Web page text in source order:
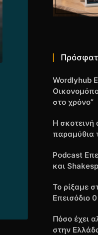
Wordlyhub
στο χρόνο”
Η σκοτεινή
παραμύθια
Podcast
και
Το ρίξαμε
Επεισόδιο 0
Πόσο έχει
στην